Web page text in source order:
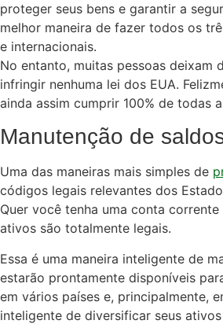
proteger seus bens e garantir a
melhor maneira de fazer todos os
e internacionais.
No entanto, muitas pessoas
infringir nenhuma lei dos EUA.
ainda assim cumprir 100% de todas
Manutenção de
Uma das maneiras mais simples de
códigos legais relevantes dos
Quer você tenha uma conta
ativos são totalmente legais.
Essa é uma maneira inteligente de
estarão prontamente disponíveis
em vários países e, principalmente,
inteligente de diversificar seus